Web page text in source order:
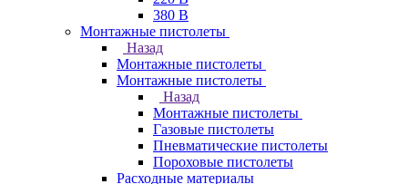
380 В
Монтажные пистолеты
Назад
Монтажные пистолеты
Монтажные пистолеты
Назад
Монтажные пистолеты
Газовые пистолеты
Пневматические пистолеты
Пороховые пистолеты
Расходные материалы